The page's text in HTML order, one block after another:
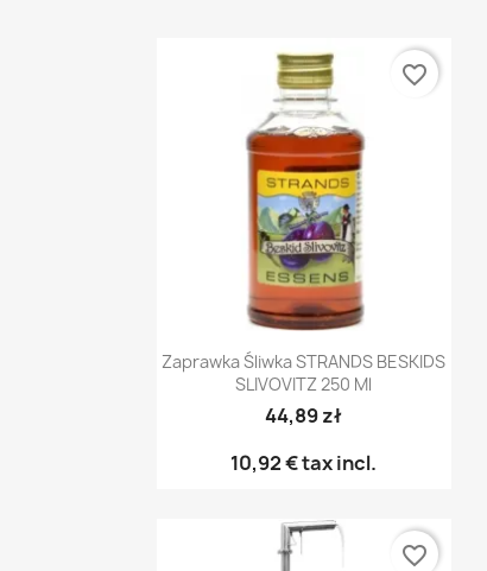
Γρήγορη προβολή
Zaprawka Śliwka STRANDS BESKIDS
SLIVOVITZ 250 Ml
44,89 zł
10,92 €tax incl.
favorite_border
favorite_border